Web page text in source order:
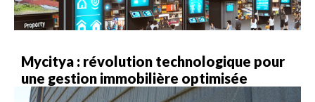
Mycitya : révolution technologique pour
une gestion immobilière optimisée